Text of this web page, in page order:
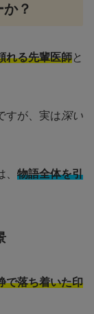
？
れる先輩医師と
すが、実は深い
物語全体を引
で落ち着いた印